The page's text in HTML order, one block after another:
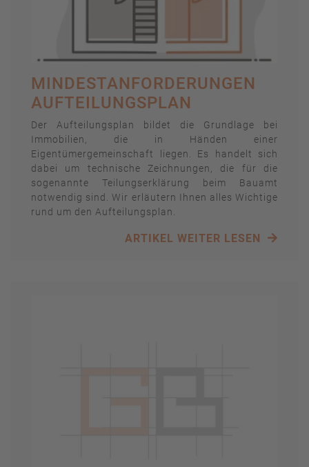
MINDESTANFORDERUNGEN
AUFTEILUNGSPLAN
Der Aufteilungsplan bildet die Grundlage bei
Immobilien, die in Händen einer
Eigentümergemeinschaft liegen. Es handelt sich
dabei um technische Zeichnungen, die für die
sogenannte Teilungserklärung beim Bauamt
notwendig sind. Wir erläutern Ihnen alles Wichtige
rund um den Aufteilungsplan.
ARTIKEL WEITER LESEN